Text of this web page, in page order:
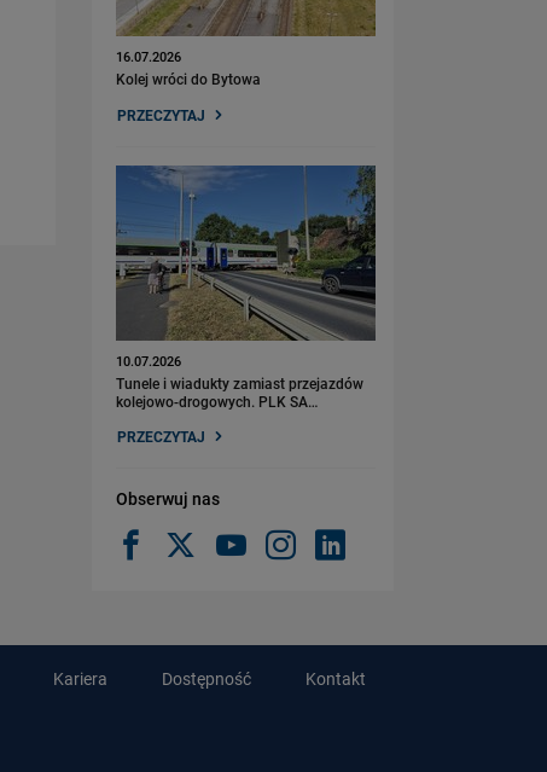
16.07.2026
Kolej wróci do Bytowa
PRZECZYTAJ
10.07.2026
Tunele i wiadukty zamiast przejazdów
kolejowo-drogowych. PLK SA…
PRZECZYTAJ
Obserwuj nas
Kariera Dostępność Kontakt